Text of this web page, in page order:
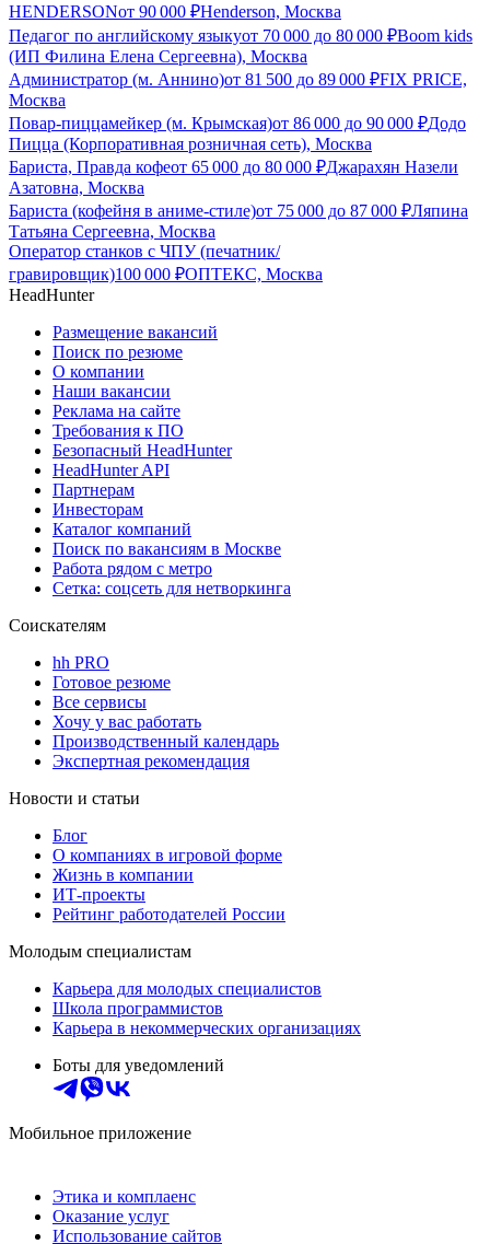
HENDERSONот 90 000 ₽Henderson, Москва
Педагог по английскому языкуот 70 000 до 80 000 ₽Boom kids
(ИП Филина Елена Сергеевна), Москва
Администратор (м. Аннино)от 81 500 до 89 000 ₽FIX PRICE,
Москва
Повар-пиццамейкер (м. Крымская)от 86 000 до 90 000 ₽Додо
Пицца (Корпоративная розничная сеть), Москва
Бариста, Правда кофеот 65 000 до 80 000 ₽Джарахян Назели
Азатовна, Москва
Бариста (кофейня в аниме-стиле)от 75 000 до 87 000 ₽Ляпина
Татьяна Сергеевна, Москва
Оператор станков с ЧПУ (печатник/
гравировщик)100 000 ₽ОПТЕКС, Москва
HeadHunter
Размещение вакансий
Поиск по резюме
О компании
Наши вакансии
Реклама на сайте
Требования к ПО
Безопасный HeadHunter
HeadHunter API
Партнерам
Инвесторам
Каталог компаний
Поиск по вакансиям в Москве
Работа рядом с метро
Сетка: соцсеть для нетворкинга
Соискателям
hh PRO
Готовое резюме
Все сервисы
Хочу у вас работать
Производственный календарь
Экспертная рекомендация
Новости и статьи
Блог
О компаниях в игровой форме
Жизнь в компании
ИТ-проекты
Рейтинг работодателей России
Молодым специалистам
Карьера для молодых специалистов
Школа программистов
Карьера в некоммерческих организациях
Боты для уведомлений
Мобильное приложение
Этика и комплаенс
Оказание услуг
Использование сайтов